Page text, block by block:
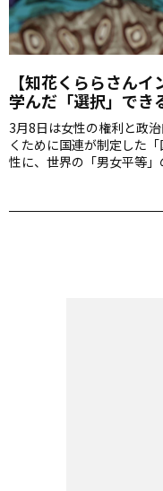
【知花くららさん
学んだ「選択」でき
3月8日は女性の権利と政
くために国連が制定した
性に、世界の「男女平等
ついてお話を伺いました
日本親善大使として世界
ビューをお届けします。